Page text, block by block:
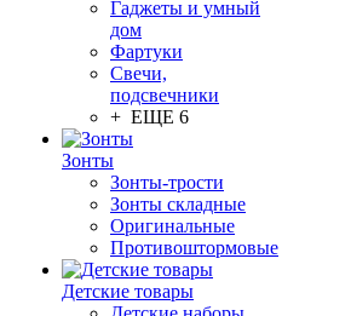
Гаджеты и умный
дом
Фартуки
Свечи,
подсвечники
+ ЕЩЕ 6
Зонты
Зонты-трости
Зонты складные
Оригинальные
Противоштормовые
Детские товары